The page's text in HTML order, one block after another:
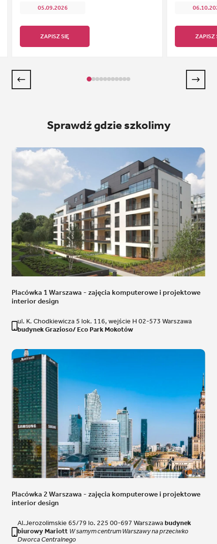
05.09.2026
ZAPISZ SIĘ ZAPISZ
Sprawdź gdzie szkolimy
Placówka 1 Warszawa - zajęcia komputerowe i projektowe
interior design
ul. K. Chodkiewicza 5 lok. 116, wejście H 02-573 Warszawa
budynek Grazioso/ Eco Park Mokotów
Placówka 2 Warszawa - zajęcia komputerowe i projektowe
interior design
Al.Jerozolimskie 65/79 lo. 225 00-697 Warszawabudynek
biurowy Mariott W samym centrum Warszawy na przeciwko
Dworca Centralnego